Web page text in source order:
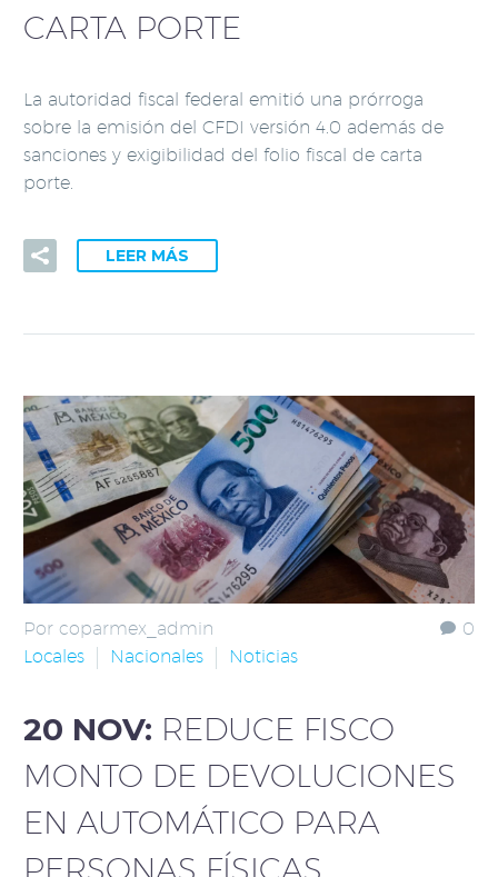
CARTA PORTE
La autoridad fiscal federal emitió una prórroga
sobre la emisión del CFDI versión 4.0 además de
sanciones y exigibilidad del folio fiscal de carta
porte.
LEER MÁS
0
Por coparmex_admin
Locales
Nacionales Noticias
20 NOV: REDUCE FISCO
MONTO DE DEVOLUCIONES
EN AUTOMÁTICO PARA
PERSONAS FÍSICAS